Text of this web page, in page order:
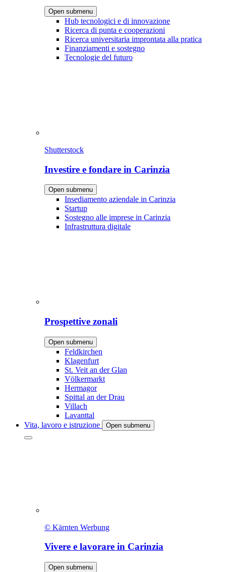
Open submenu
Hub tecnologici e di innovazione
Ricerca di punta e cooperazioni
Ricerca universitaria improntata alla pratica
Finanziamenti e sostegno
Tecnologie del futuro
Shutterstock
Investire e fondare in Carinzia
Open submenu
Insediamento aziendale in Carinzia
Startup
Sostegno alle imprese in Carinzia
Infrastruttura digitale
Prospettive zonali
Open submenu
Feldkirchen
Klagenfurt
St. Veit an der Glan
Völkermarkt
Hermagor
Spittal an der Drau
Villach
Lavanttal
Vita, lavoro e istruzione
Open submenu
© Kärnten Werbung
Vivere e lavorare in Carinzia
Open submenu